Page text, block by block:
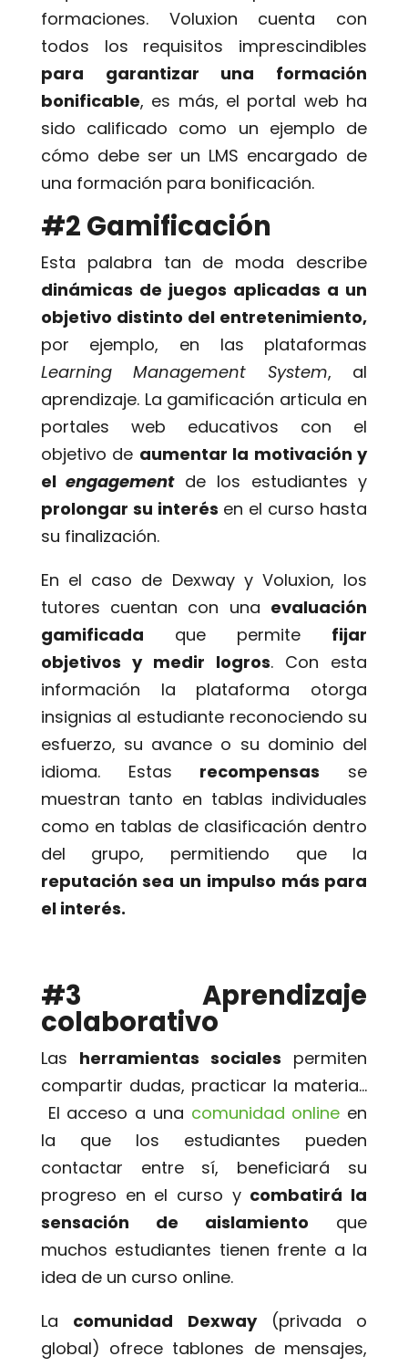
formaciones. Voluxion cuenta con
todos los requisitos imprescindibles
para garantizar una formación
bonificable, es más, el portal web ha
sido calificado como un ejemplo de
cómo debe ser un LMS encargado de
una formación para bonificación.
#2 Gamificación
Esta palabra tan de moda describe
dinámicas de juegos aplicadas a un
objetivo distinto del entretenimiento,
por ejemplo, en las plataformas
Learning Management System, al
aprendizaje. La gamificación articula en
portales web educativos con el
objetivo de aumentar la motivación y
elengagementde los estudiantes y
prolongar su interés en el curso hasta
su finalización.
En el caso de Dexway y Voluxion, los
tutores cuentan con una evaluación
gamificada que permite fijar
objetivos y medir logros. Con esta
información la plataforma otorga
insignias al estudiante reconociendo su
esfuerzo, su avance o su dominio del
idioma. Estas recompensas se
muestran tanto en tablas individuales
como en tablas de clasificación dentro
del grupo, permitiendo que la
reputación sea un impulso más para
el interés.
#3 Aprendizaje
colaborativo
Las herramientas sociales permiten
compartir dudas, practicar la materia…
El acceso a una comunidad online en
la que los estudiantes pueden
contactar entre sí, beneficiará su
progreso en el curso y combatirá la
sensación de aislamiento que
muchos estudiantes tienen frente a la
idea de un curso online.
La comunidad Dexway (privada o
global) ofrece tablones de mensajes,